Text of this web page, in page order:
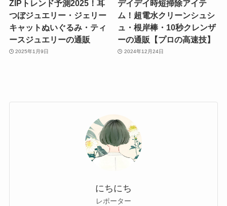
ZIPトレンド予測2025！耳
つぼジュエリー・ジェリー
キャットぬいぐるみ・ティ
ースジュエリーの通販
2025年1月9日
デイデイ時短掃除アイテ
ム！超電水クリーンシュシ
ュ・根岸棒・10秒クレンザ
ーの通販【プロの高速技】
2024年12月24日
にちにち
レポーター